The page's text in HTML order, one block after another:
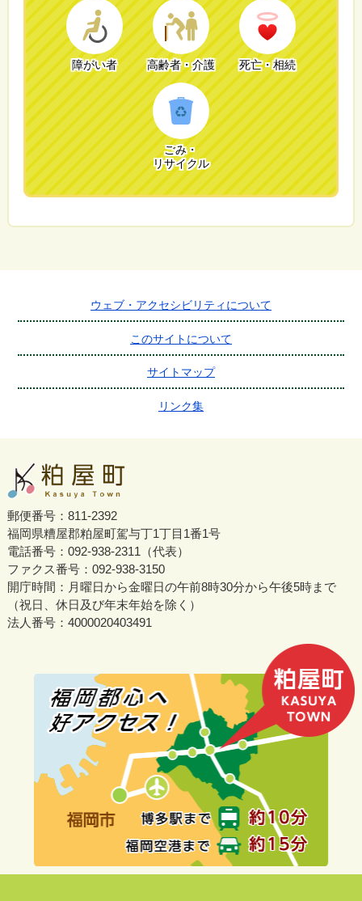
障がい者 高齢者・介護 死亡・相続
ごみ・
リサイクル
ウェブ・アクセシビリティについて
このサイトについて
サイトマップ
リンク集
郵便番号：811-2392
福岡県糟屋郡粕屋町駕与丁1丁目1番1号
電話番号：092-938-2311（代表）
ファクス番号：092-938-3150
開庁時間：月曜日から金曜日の午前8時30分から午後5時まで
（祝日、休日及び年末年始を除く）
法人番号：4000020403491